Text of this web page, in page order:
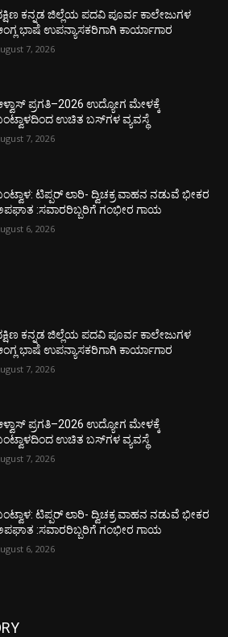
ಕನ್ನಡ ಜಿಲ್ಲೆಯ ಪದವಿ ಪೂರ್ವ ಕಾಲೇಜುಗಳ
ಭಾಷೆ ಉಪನ್ಯಾಸಕರಿಗಾಗಿ ಕಾರ್ಯಾಗಾರ
7, 2026
ಪ್ರಗತಿ–2026 ಉದ್ಯೋಗ ಮೇಳಕ್ಕೆ
ಉಚಿತ ಬಸ್‌ಗಳ ವ್ಯವಸ್ಥೆ
7, 2026
ಟಿಪ್ಪರ್ ಲಾರಿ- ದ್ವಿಚಕ್ರ ವಾಹನ ನಡುವೆ ಭೀಕರ
:ಸವಾರರಿಬ್ಬರಿಗೆ ಗಂಭೀರ ಗಾಯ
6, 2026
ಕನ್ನಡ ಜಿಲ್ಲೆಯ ಪದವಿ ಪೂರ್ವ ಕಾಲೇಜುಗಳ
ಭಾಷೆ ಉಪನ್ಯಾಸಕರಿಗಾಗಿ ಕಾರ್ಯಾಗಾರ
7, 2026
ಪ್ರಗತಿ–2026 ಉದ್ಯೋಗ ಮೇಳಕ್ಕೆ
ಉಚಿತ ಬಸ್‌ಗಳ ವ್ಯವಸ್ಥೆ
7, 2026
ಟಿಪ್ಪರ್ ಲಾರಿ- ದ್ವಿಚಕ್ರ ವಾಹನ ನಡುವೆ ಭೀಕರ
:ಸವಾರರಿಬ್ಬರಿಗೆ ಗಂಭೀರ ಗಾಯ
6, 2026